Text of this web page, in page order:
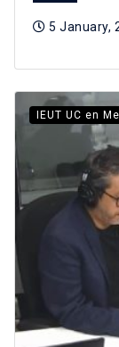
5 January,
IEUT UC en